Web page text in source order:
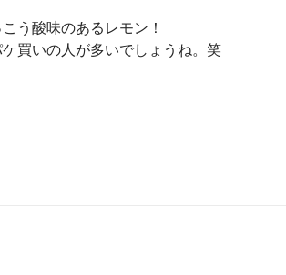
う酸味のあるレモン！
買いの人が多いでしょうね。笑